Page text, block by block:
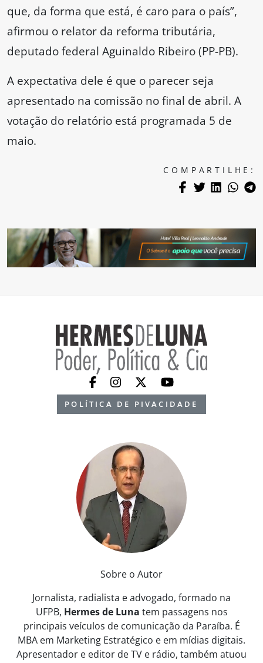
que, da forma que está, é caro para o país”,
afirmou o relator da reforma tributária,
deputado federal Aguinaldo Ribeiro (PP-PB).
A expectativa dele é que o parecer seja
apresentado na comissão no final de abril. A
votação do relatório está programada 5 de
maio.
COMPARTILHE:
POLÍTICA DE PIVACIDADE
Sobre o Autor
Jornalista, radialista e advogado, formado na
UFPB, Hermes de Luna tem passagens nos
principais veículos de comunicação da Paraíba. É
MBA em Marketing Estratégico e em mídias digitais.
Apresentador e editor de TV e rádio, também atuou